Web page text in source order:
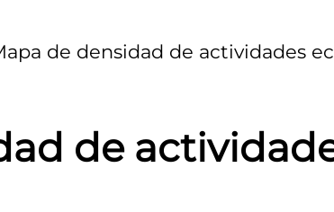
de densidad de actividades
de